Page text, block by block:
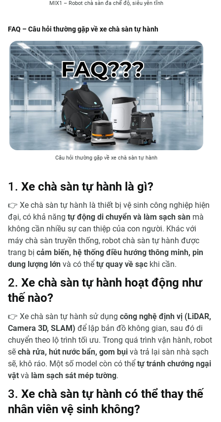
MIX1 – Robot chà sàn đa chế độ, siêu yên tĩnh
FAQ – Câu hỏi thường gặp về xe chà sàn tự hành
Câu hỏi thường gặp về xe chà sàn tự hành
1. Xe chà sàn tự hành là gì?
👉 Xe chà sàn tự hành là thiết bị vệ sinh công nghiệp hiện
đại, có khả năng tự động di chuyển và làm sạch sàn mà
không cần nhiều sự can thiệp của con người. Khác với
máy chà sàn truyền thống, robot chà sàn tự hành được
trang bị cảm biến, hệ thống điều hướng thông minh, pin
dung lượng lớn và có thể tự quay về sạc khi cần.
2. Xe chà sàn tự hành hoạt động như
thế nào?
👉 Xe chà sàn tự hành sử dụng công nghệ định vị (LiDAR,
Camera 3D, SLAM) để lập bản đồ không gian, sau đó di
chuyển theo lộ trình tối ưu. Trong quá trình vận hành, robot
sẽ chà rửa, hút nước bẩn, gom bụi và trả lại sàn nhà sạch
sẽ, khô ráo. Một số model còn có thể tự tránh chướng ngại
vật và làm sạch sát mép tường.
3. Xe chà sàn tự hành có thể thay thế
nhân viên vệ sinh không?